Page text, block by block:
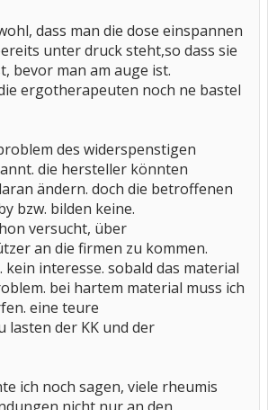
dass man die dose einspannen
unter druck steht,so dass sie
bevor man am auge ist.
ergotherapeuten noch ne bastel
des widerspenstigen
die hersteller könnten
ändern. doch die betroffenen
bzw. bilden keine.
versucht, über
an die firmen zu kommen.
kein interesse. sobald das material
bei hartem material muss ich
eine teure
lasten der KK und der
ich noch sagen, viele rheumis